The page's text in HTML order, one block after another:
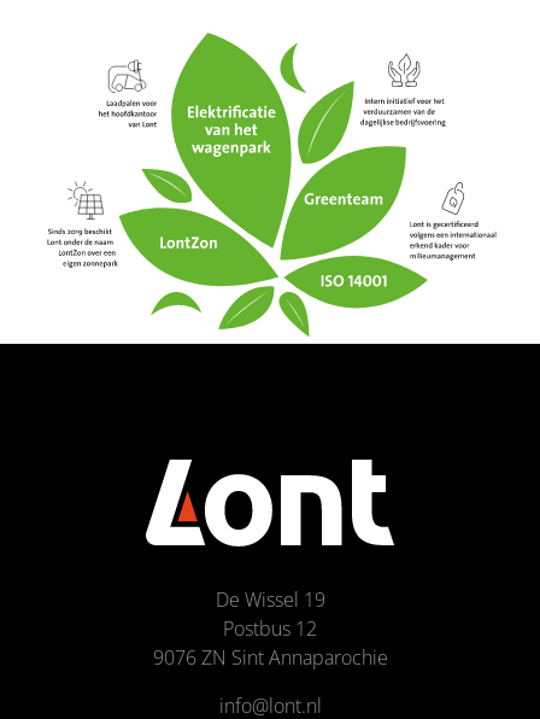
De Wissel 19
Postbus 12
9076 ZN Sint Annaparochie
info@lont.nl